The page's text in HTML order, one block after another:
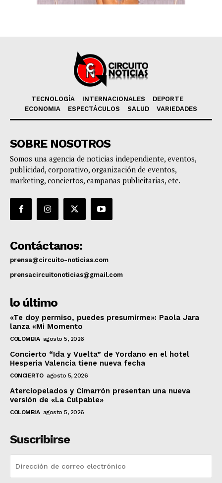
TECNOLOGÍA INTERNACIONALES
DEPORTE
ECONOMIA
ESPECTÁCULOS SALUD VARIEDADES
SOBRE NOSOTROS
Somos una agencia de noticias independiente, eventos,
publicidad, corporativo, organización de eventos,
marketing, conciertos, campañas publicitarias, etc.
Contáctanos:
prensa@circuito-noticias.com
prensacircuitonoticias@gmail.com
lo último
«Te doy permiso, puedes presumirme»: Paola Jara
lanza «Mi Momento
COLOMBIA agosto 5, 2026
Concierto “Ida y Vuelta” de Yordano en el hotel
Hesperia Valencia tiene nueva fecha
CONCIERTO agosto 5, 2026
Aterciopelados y Cimarrón presentan una nueva
versión de «La Culpable»
COLOMBIA agosto 5, 2026
Suscribirse